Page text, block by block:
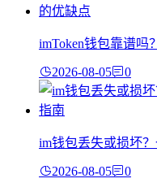
imToken钱包靠谱吗
2026-08-05 0
im钱包丢失或损坏
2026-08-05 0